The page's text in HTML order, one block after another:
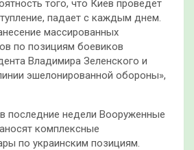
того, что Киев проведет
падает с каждым днем.
массированных
по позициям боевиков
Владимира Зеленского и
эшелонированной обороны»,
последние недели Вооруженные
комплексные
по украинским позициям.